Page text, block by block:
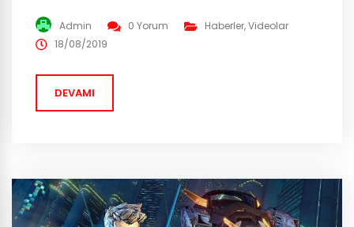
Royale – Shooter oyunu PUBG’nin test server’larına
gelen güncelleme ile Erangel’in üzerinde kara bulutlar
kalitesini arttırma” yenilikleri de mevcut. Güncelleme
4.2 ‘nin test versiyonunu deneyen oyuncular oyunun
içerisinde...
Admin 0 Yorum Haberler,Videolar
18/08/2019
DEVAMI